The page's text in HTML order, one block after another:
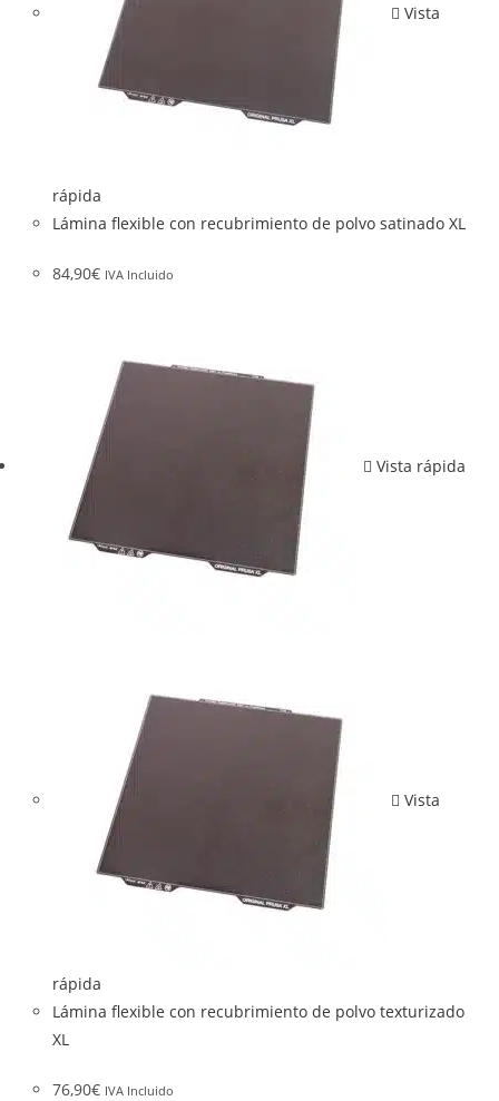
Vista
rápida
Lámina flexible con recubrimiento de polvo satinado XL
84,90€ IVA Incluido
Vista rápida
Vista
rápida
Lámina flexible con recubrimiento de polvo texturizado
XL
76,90€ IVA Incluido